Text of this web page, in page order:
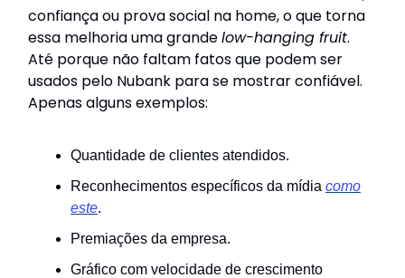
confiança ou prova social na home, o que torna
essa melhoria uma grandelow-hanging fruit.
Até porque não faltam fatos que podem ser
usados pelo Nubank para se mostrar confiável.
Apenas alguns exemplos:
Quantidade de clientes atendidos.
Reconhecimentos específicos da mídia como
este.
Premiações da empresa.
Gráfico com velocidade de crescimento